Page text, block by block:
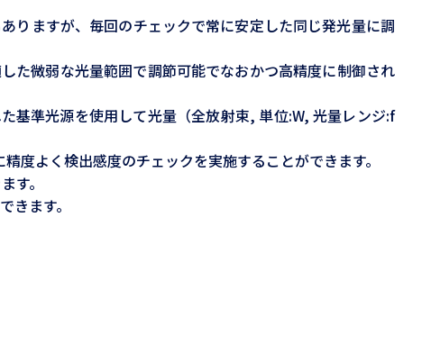
りますが、毎回のチェックで常に安定した同じ発光量に調
た微弱な光量範囲で調節可能でなおかつ高精度に制御され
基準光源を使用して光量（全放射束, 単位:W, 光量レンジ:f
よく検出感度のチェックを実施することができます。
す。
ます。